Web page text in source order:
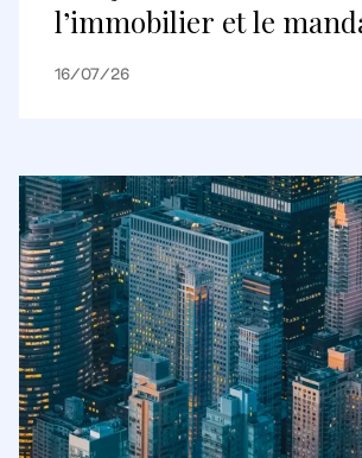
l’immobilier et le
terme
16/07/26